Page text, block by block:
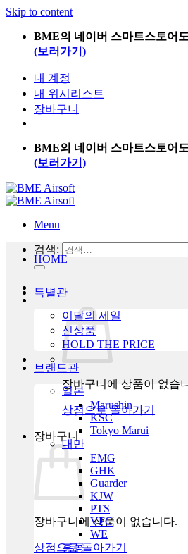
Skip to content
BME의 네이버 스마트스토어
(보러가기)
내 계정
내 위시리스트
장바구니
BME의 네이버 스마트스토어
(보러가기)
Menu
검색:
장바구니에 상품이 없습
상점으로 돌아가기
장바구니
장바구니에 상품이 없습니다.
상점으로 돌아가기
HOME
특별관
이달의 세일
신상품
HOLD THE PRICE
브랜드관
일본
Marushin
KSC
Tokyo Marui
대만
EMG
GHK
Guarder
KJW
PTS
VFC
WE
홍콩